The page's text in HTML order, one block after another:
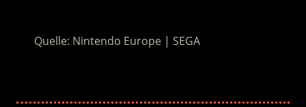
Quelle: Nintendo Europe | SEGA